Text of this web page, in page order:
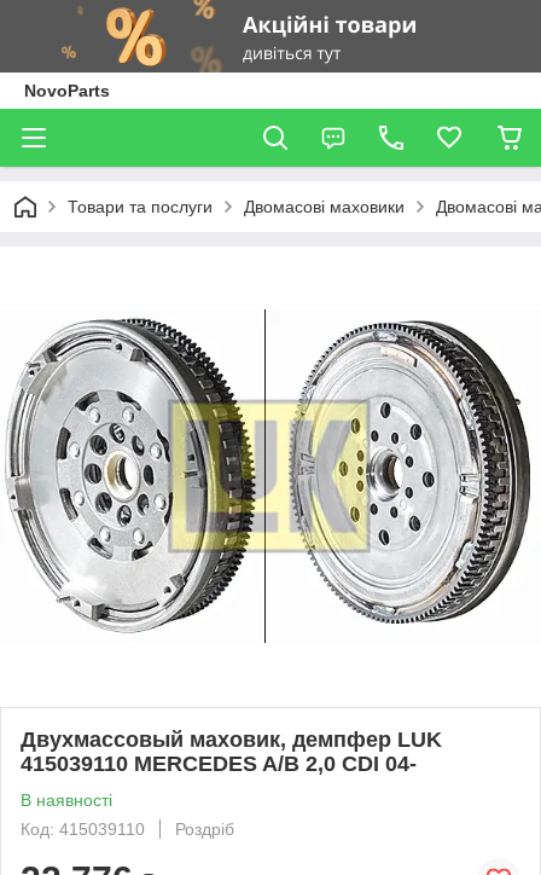
NovoParts
Товари та послуги Двомасові маховики Двомасові
Двухмассовый маховик, демпфер LUK
415039110 MERCEDES A/B 2,0 CDI 04-
В наявності
Код: 415039110
Роздріб